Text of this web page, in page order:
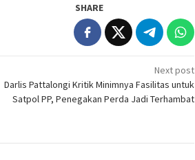
SHARE
Next post
Darlis Pattalongi Kritik Minimnya Fasilitas untuk
Satpol PP, Penegakan Perda Jadi Terhambat